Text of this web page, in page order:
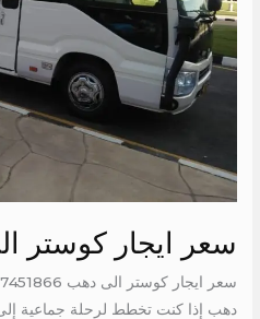
سعر ايجار كوستر
دهب إذا كنت تخطط لرحلة جماعية